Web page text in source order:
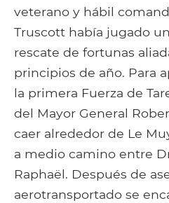
veterano y hábil
Truscott había jugado
rescate de fortunas
principios de año. Para
la primera Fuerza de
del Mayor General
caer alrededor de Le
a medio camino entre
Raphaël. Después de
aerotransportado se